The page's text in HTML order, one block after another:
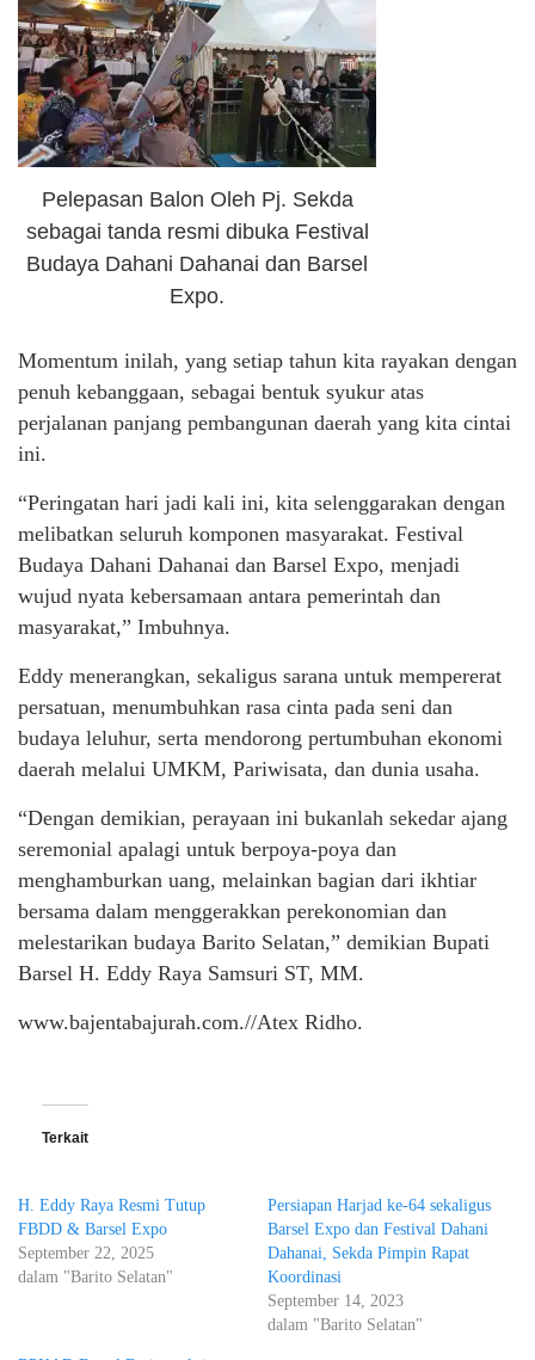
Pelepasan Balon Oleh Pj. Sekda
sebagai tanda resmi dibuka Festival
Budaya Dahani Dahanai dan Barsel
Expo.
Momentum inilah, yang setiap tahun kita rayakan dengan
penuh kebanggaan, sebagai bentuk syukur atas
perjalanan panjang pembangunan daerah yang kita cintai
ini.
“Peringatan hari jadi kali ini, kita selenggarakan dengan
melibatkan seluruh komponen masyarakat. Festival
Budaya Dahani Dahanai dan Barsel Expo, menjadi
wujud nyata kebersamaan antara pemerintah dan
masyarakat,” Imbuhnya.
Eddy menerangkan, sekaligus sarana untuk mempererat
persatuan, menumbuhkan rasa cinta pada seni dan
budaya leluhur, serta mendorong pertumbuhan ekonomi
daerah melalui UMKM, Pariwisata, dan dunia usaha.
“Dengan demikian, perayaan ini bukanlah sekedar ajang
seremonial apalagi untuk berpoya-poya dan
menghamburkan uang, melainkan bagian dari ikhtiar
bersama dalam menggerakkan perekonomian dan
melestarikan budaya Barito Selatan,” demikian Bupati
Barsel H. Eddy Raya Samsuri ST, MM.
www.bajentabajurah.com.//Atex Ridho.
Terkait
H. Eddy Raya Resmi Tutup
FBDD & Barsel Expo
September 22, 2025
dalam "Barito Selatan"
Persiapan Harjad ke-64 sekaligus
Barsel Expo dan Festival Dahani
Dahanai, Sekda Pimpin Rapat
Koordinasi
September 14, 2023
dalam "Barito Selatan"